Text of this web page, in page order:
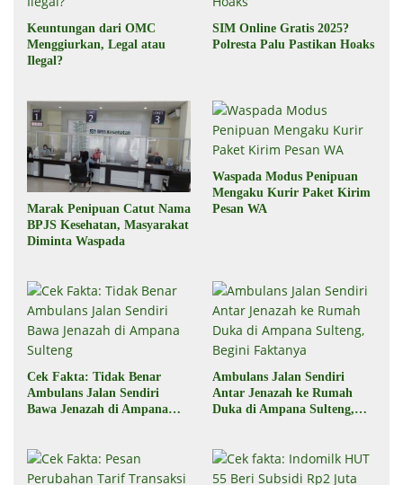
Keuntungan dari OMC
Menggiurkan, Legal atau
Ilegal?
SIM Online Gratis 2025?
Polresta Palu Pastikan Hoaks
Marak Penipuan Catut Nama
BPJS Kesehatan, Masyarakat
Diminta Waspada
Waspada Modus Penipuan
Mengaku Kurir Paket Kirim
Pesan WA
Cek Fakta: Tidak Benar
Ambulans Jalan Sendiri
Bawa Jenazah di Ampana
Ambulans Jalan Sendiri
Antar Jenazah ke Rumah
Duka di Ampana Sulteng,